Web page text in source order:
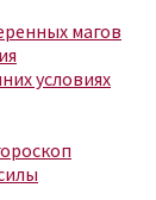
магов
условиях